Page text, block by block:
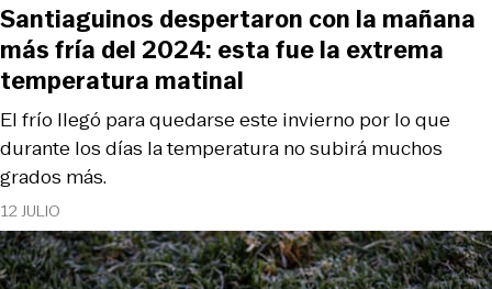
12 JULIO
El frío llegó para quedarse este invierno por lo que
durante los días la temperatura no subirá muchos
grados más.
Santiaguinos despertaron con la mañana
más fría del 2024: esta fue la extrema
temperatura matinal